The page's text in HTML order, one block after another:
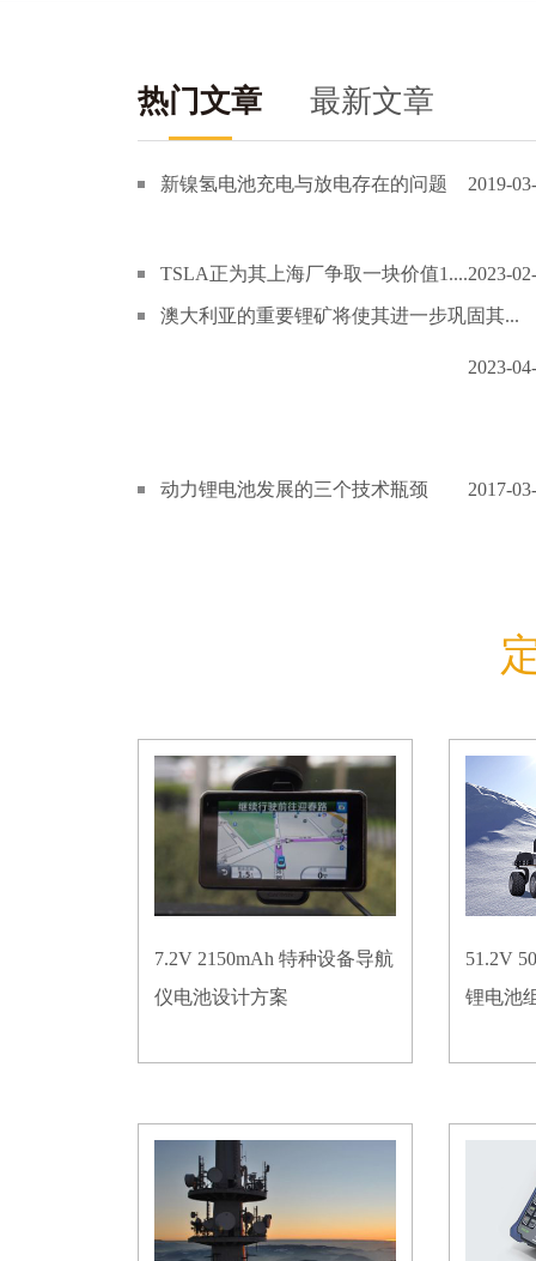
热门文章 最新文章
新镍氢电池充电与放电存在的问题 2019-
TSLA正为其上海厂争取一块价值1....2023-
澳大利亚的重要锂矿将使其进一步巩固其...
2023-
动力锂电池发展的三个技术瓶颈 2017-
7.2V 2150mAh 特种设备导航
仪电池设计方案
51.2V
锂电池